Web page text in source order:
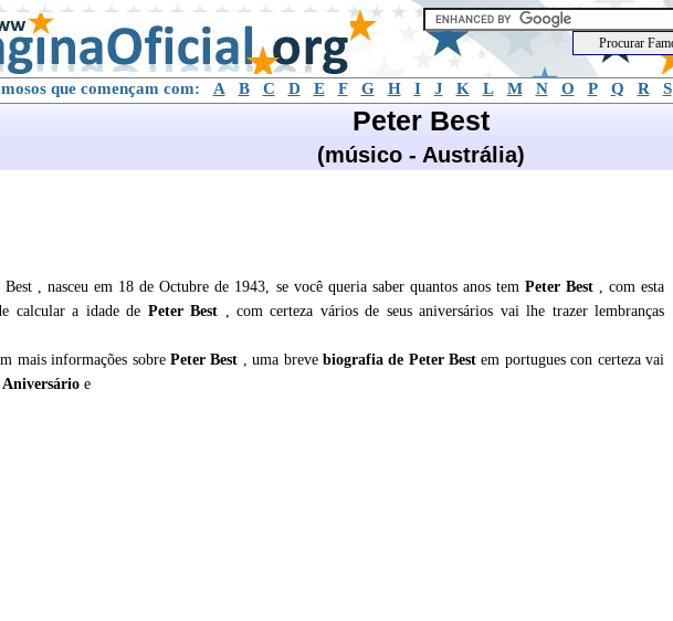
que començam com: A B C D E F G H I J K L M N O P Q R S
Peter Best
(músico - Austrália)
, nasceu em 18 de Octubre de 1943, se você queria saber quantos anos tem Peter Best , com esta
calcular a idade de Peter Best , com certeza vários de seus aniversários vai lhe trazer lembranças
mais informações sobre Peter Best , uma breve biografia de Peter Bestem portugues con certeza vai
Aniversário e